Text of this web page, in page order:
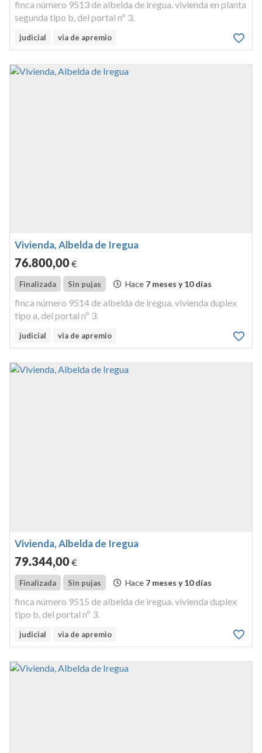
finca número 9513 de albelda de iregua. vivienda en planta
segunda tipo b, del portal nº 3.
judicial via de apremio
Vivienda, Albelda de Iregua
76.800,00€
Finalizada Sin pujas Hace 7 meses y 10 días
finca número 9514 de albelda de iregua. vivienda duplex
tipo a, del portal nº 3.
judicial via de apremio
Vivienda, Albelda de Iregua
79.344,00€
Finalizada Sin pujas Hace 7 meses y 10 días
finca número 9515 de albelda de iregua. vivienda duplex
tipo b, del portal nº 3.
judicial via de apremio